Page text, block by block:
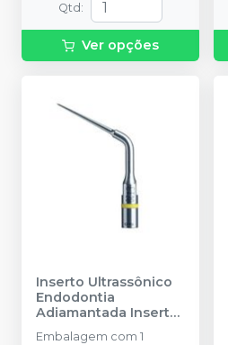
Qtd :
Ver opções
Inserto Ultrassônico
Endodontia
Adiamantada Insert
ET40D
Embalagem com 1